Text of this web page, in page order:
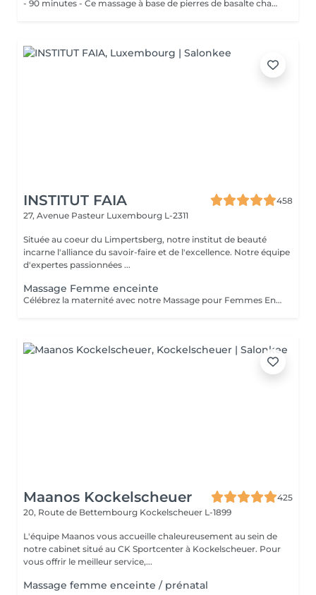
- 90 minutes - Ce massage à base de pierres de basalte chauffées accompagnées dun massage avec les paumes des mains, apaise les tensions et les douleurs de votre corps.
INSTITUT FAIA
458
27, Avenue Pasteur Luxembourg L-2311
Située au coeur du Limpertsberg, notre institut de beauté
incarne l'alliance du savoir-faire et de l'excellence. Notre équipe
d'expertes passionnées ...
Massage Femme enceinte
Célébrez la maternité avec notre Massage pour Femmes Enceintes. Conçu spécialement pour les futures mamans, ce massage offre une parenthèse de bien-être et de soulagement. Nos thérapeutes expérimentés utilisent des techniques douces pour apaiser les maux de dos, les tensions et les jambes fatiguées qui accompagnent souvent la grossesse. Vous serez choyée dans un environnement paisible, garantissant un moment de détente pour vous et votre bébé. Offrez-vous ce moment précieux de détente pour vous sentir choyée, détendue et prête à embrasser chaque instant de votre grossesse en toute sérénité
Maanos Kockelscheuer
425
20, Route de Bettembourg Kockelscheuer L-1899
L'équipe Maanos vous accueille chaleureusement au sein de
notre cabinet situé au CK Sportcenter à Kockelscheuer. Pour
vous offrir le meilleur service,...
Massage femme enceinte / prénatal